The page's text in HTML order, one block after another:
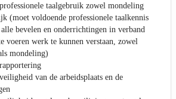
taalgebruik zowel mondeling
(moet voldoende professionele taalkennis
bevelen en onderrichtingen in verband
voeren werk te kunnen verstaan, zowel
mondeling)
van de arbeidsplaats en de